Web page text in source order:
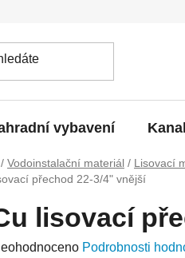
údajů
vybavení
Domů
/ Vodoinstalační materiál / Lisovací
přechod 22-3/4" vnější
lisovací
Podrobnosti